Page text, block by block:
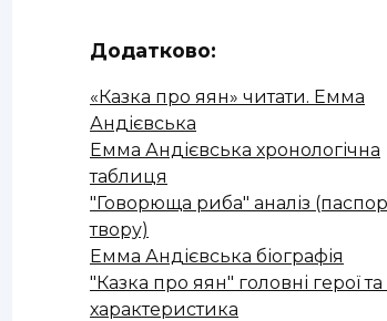
Додатково:
«Казка про яян» читати. Емма
Андієвська
Емма Андієвська хронологічна
таблиця
"Говорюща риба" аналіз
твору)
Емма Андієвська біографія
"Казка про яян" головні герої та
характеристика